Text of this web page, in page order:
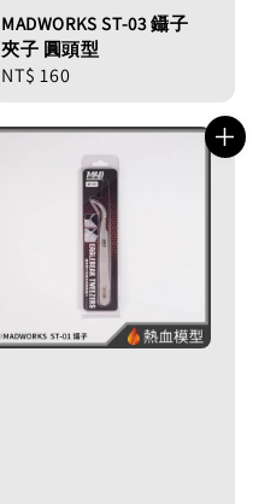
MADWORKS ST-03 鑷子
夾子 圓頭型
Regular
NT$ 160